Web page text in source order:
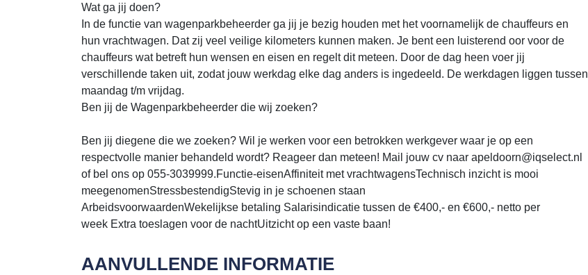
Wat ga jij doen?
In de functie van wagenparkbeheerder ga jij je bezig houden met het voornamelijk de chauffeurs en
hun vrachtwagen. Dat zij veel veilige kilometers kunnen maken. Je bent een luisterend oor voor de
chauffeurs wat betreft hun wensen en eisen en regelt dit meteen. Door de dag heen voer jij
verschillende taken uit, zodat jouw werkdag elke dag anders is ingedeeld. De werkdagen liggen tussen
maandag t/m vrijdag.
Ben jij de Wagenparkbeheerder die wij zoeken?
Ben jij diegene die we zoeken? Wil je werken voor een betrokken werkgever waar je op een
respectvolle manier behandeld wordt? Reageer dan meteen! Mail jouw cv naar apeldoorn@iqselect.nl
of bel ons op 055-3039999.Functie-eisenAffiniteit met vrachtwagensTechnisch inzicht is mooi
meegenomenStressbestendigStevig in je schoenen staan
ArbeidsvoorwaardenWekelijkse betaling Salarisindicatie tussen de €400,- en €600,- netto per
week Extra toeslagen voor de nachtUitzicht op een vaste baan!
AANVULLENDE INFORMATIE